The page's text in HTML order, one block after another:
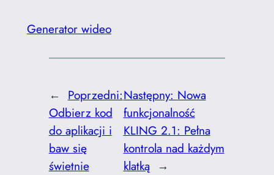
Generator wideo
← Poprzedni:
Odbierz kod
do aplikacji i
baw się
świetnie
Następny: Nowa
funkcjonalność
KLING 2.1: Pełna
kontrola nad każdym
klatką →